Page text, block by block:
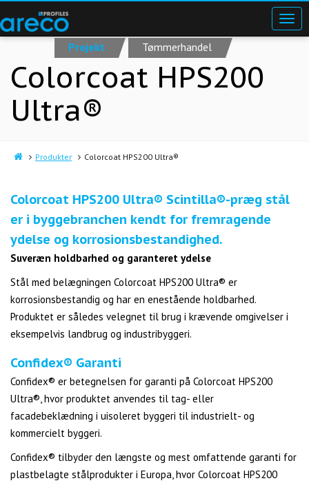
Projekt Tømmerhandel
Colorcoat HPS200
Ultra®
Produkter Colorcoat HPS200 Ultra®
Colorcoat HPS200 Ultra® Scintilla®-præg stål
er i byggebranchen kendt for fremragende
ydelse og korrosionsbestandighed.
Suveræn holdbarhed og garanteret ydelse
Stål med belægningen Colorcoat HPS200 Ultra® er
korrosionsbestandig og har en enestående holdbarhed.
Produktet er således velegnet til brug i krævende omgivelser i
eksempelvis landbrug og industribyggeri.
Confidex® Garanti
Confidex® er betegnelsen for garanti på Colorcoat HPS200
Ultra®, hvor produktet anvendes til tag- eller
facadebeklædning i uisoleret byggeri til industrielt- og
kommercielt byggeri.
Confidex® tilbyder den længste og mest omfattende garanti for
plastbelagte stålprodukter i Europa, hvor Colorcoat HPS200